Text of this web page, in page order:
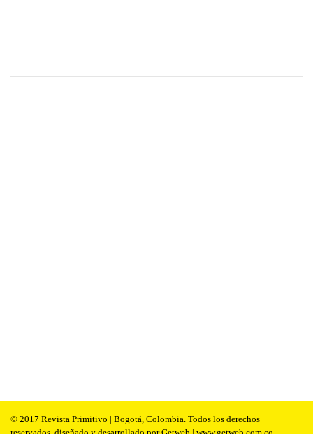
© 2017 Revista Primitivo | Bogotá, Colombia. Todos los derechos